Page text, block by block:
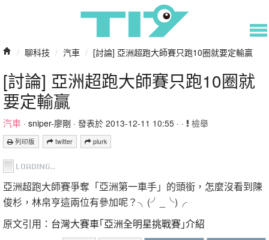
/ 聊科技 / 汽車 / [討論] 亞洲超跑大師賽只跑10圈就要定輸贏
[討論] 亞洲超跑大師賽只跑10圈就
要定輸贏
汽車 · sniper-廖剛 · 發表於 2013-12-11 10:55 · · 檢舉
列印版 twitter plurk
亞洲超跑大師賽爭奪「亞洲第一車手」的頭銜，怎麼沒看到陳
俊杉，林帛亨這兩位有參加呢？╮(╯_╰)╭
原文引用： 台灣大賽車｢亞洲全明星挑戰賽｣介紹